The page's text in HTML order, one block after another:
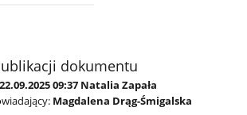
dokumentu
22.09.2025 09:37 Natalia Zapała
Magdalena Drąg-Śmigalska